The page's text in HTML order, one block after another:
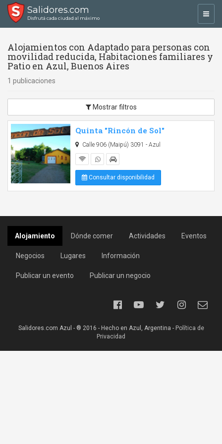
Salidores.com
Disfrutá cada ciudad al máximo
Alojamientos con Adaptado para personas con
movilidad reducida, Habitaciones familiares y
Patio en Azul, Buenos Aires
1 publicaciones
Mostrar filtros
Quinta "Rincón de Sol"
Calle 906 (Maipú) 3091 - Azul
Consultar disponibilidad
Alojamiento Dónde comer Actividades Eventos
Negocios Lugares Información
Publicar un evento Publicar un negocio
Salidores.com Azul - ® 2016 - Hecho en Azul, Argentina - Política de
Privacidad